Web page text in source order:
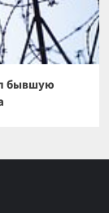
бывшую